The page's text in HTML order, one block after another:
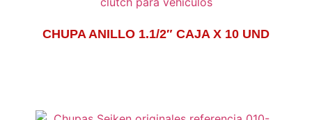
CHUPA ANILLO 1.1/2″ CAJA X 10 UND